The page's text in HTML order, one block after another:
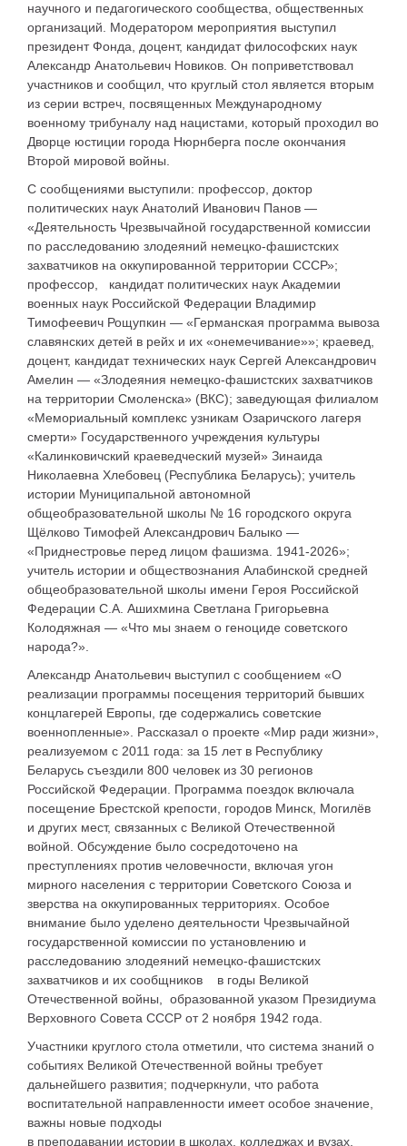
научного и педагогического сообщества, общественных
организаций. Модератором мероприятия выступил
президент Фонда, доцент, кандидат философских наук
Александр Анатольевич Новиков. Он поприветствовал
участников и сообщил, что круглый стол является вторым
из серии встреч, посвященных Международному
военному трибуналу над нацистами, который проходил во
Дворце юстиции города Нюрнберга после окончания
Второй мировой войны.
С сообщениями выступили: профессор, доктор
политических наук Анатолий Иванович Панов —
«Деятельность Чрезвычайной государственной комиссии
по расследованию злодеяний немецко-фашистских
захватчиков на оккупированной территории СССР»;
профессор, кандидат политических наук Академии
военных наук Российской Федерации Владимир
Тимофеевич Рощупкин — «Германская программа вывоза
славянских детей в рейх и их «онемечивание»»; краевед,
доцент, кандидат технических наук Сергей Александрович
Амелин — «Злодеяния немецко-фашистских захватчиков
на территории Смоленска» (ВКС); заведующая филиалом
«Мемориальный комплекс узникам Озаричского лагеря
смерти» Государственного учреждения культуры
«Калинковичский краеведческий музей» Зинаида
Николаевна Хлебовец (Республика Беларусь); учитель
истории Муниципальной автономной
общеобразовательной школы № 16 городского округа
Щёлково Тимофей Александрович Балыко —
«Приднестровье перед лицом фашизма. 1941-2026»;
учитель истории и обществознания Алабинской средней
общеобразовательной школы имени Героя Российской
Федерации С.А. Ашихмина Светлана Григорьевна
Колодяжная — «Что мы знаем о геноциде советского
народа?».
Александр Анатольевич выступил с сообщением «О
реализации программы посещения территорий бывших
концлагерей Европы, где содержались советские
военнопленные». Рассказал о проекте «Мир ради жизни»,
реализуемом с 2011 года: за 15 лет в Республику
Беларусь съездили 800 человек из 30 регионов
Российской Федерации. Программа поездок включала
посещение Брестской крепости, городов Минск, Могилёв
и других мест, связанных с Великой Отечественной
войной. Обсуждение было сосредоточено на
преступлениях против человечности, включая угон
мирного населения с территории Советского Союза и
зверства на оккупированных территориях. Особое
внимание было уделено деятельности Чрезвычайной
государственной комиссии по установлению и
расследованию злодеяний немецко-фашистских
захватчиков и их сообщников в годы Великой
Отечественной войны, образованной указом Президиума
Верховного Совета СССР от 2 ноября 1942 года.
Участники круглого стола отметили, что система знаний о
событиях Великой Отечественной войны требует
дальнейшего развития; подчеркнули, что работа
воспитательной направленности имеет особое значение,
важны новые подходы
в преподавании истории в школах, колледжах и вузах,